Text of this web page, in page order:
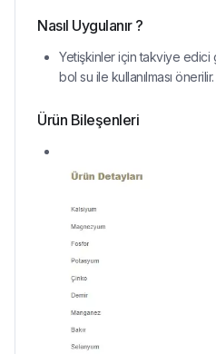
Nasıl Uygulanır ?
Yetişkinler için takviye edici
bol su ile kullanılması önerilir.
Ürün Bileşenleri